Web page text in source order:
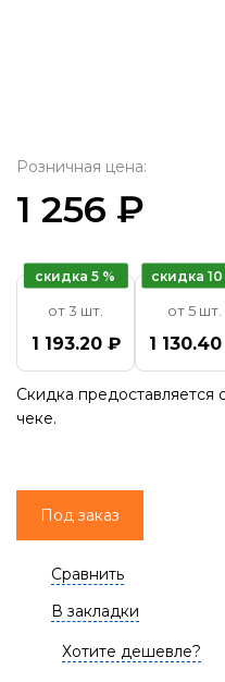
Розничная цена:
1 256 ₽
скидка 5 %
от 3 шт.
1 193.20 ₽
скидка 10
от 5 шт.
1
Скидка предоставляется
чеке.
Под заказ
Сравнить
В закладки
Хотите дешевле?